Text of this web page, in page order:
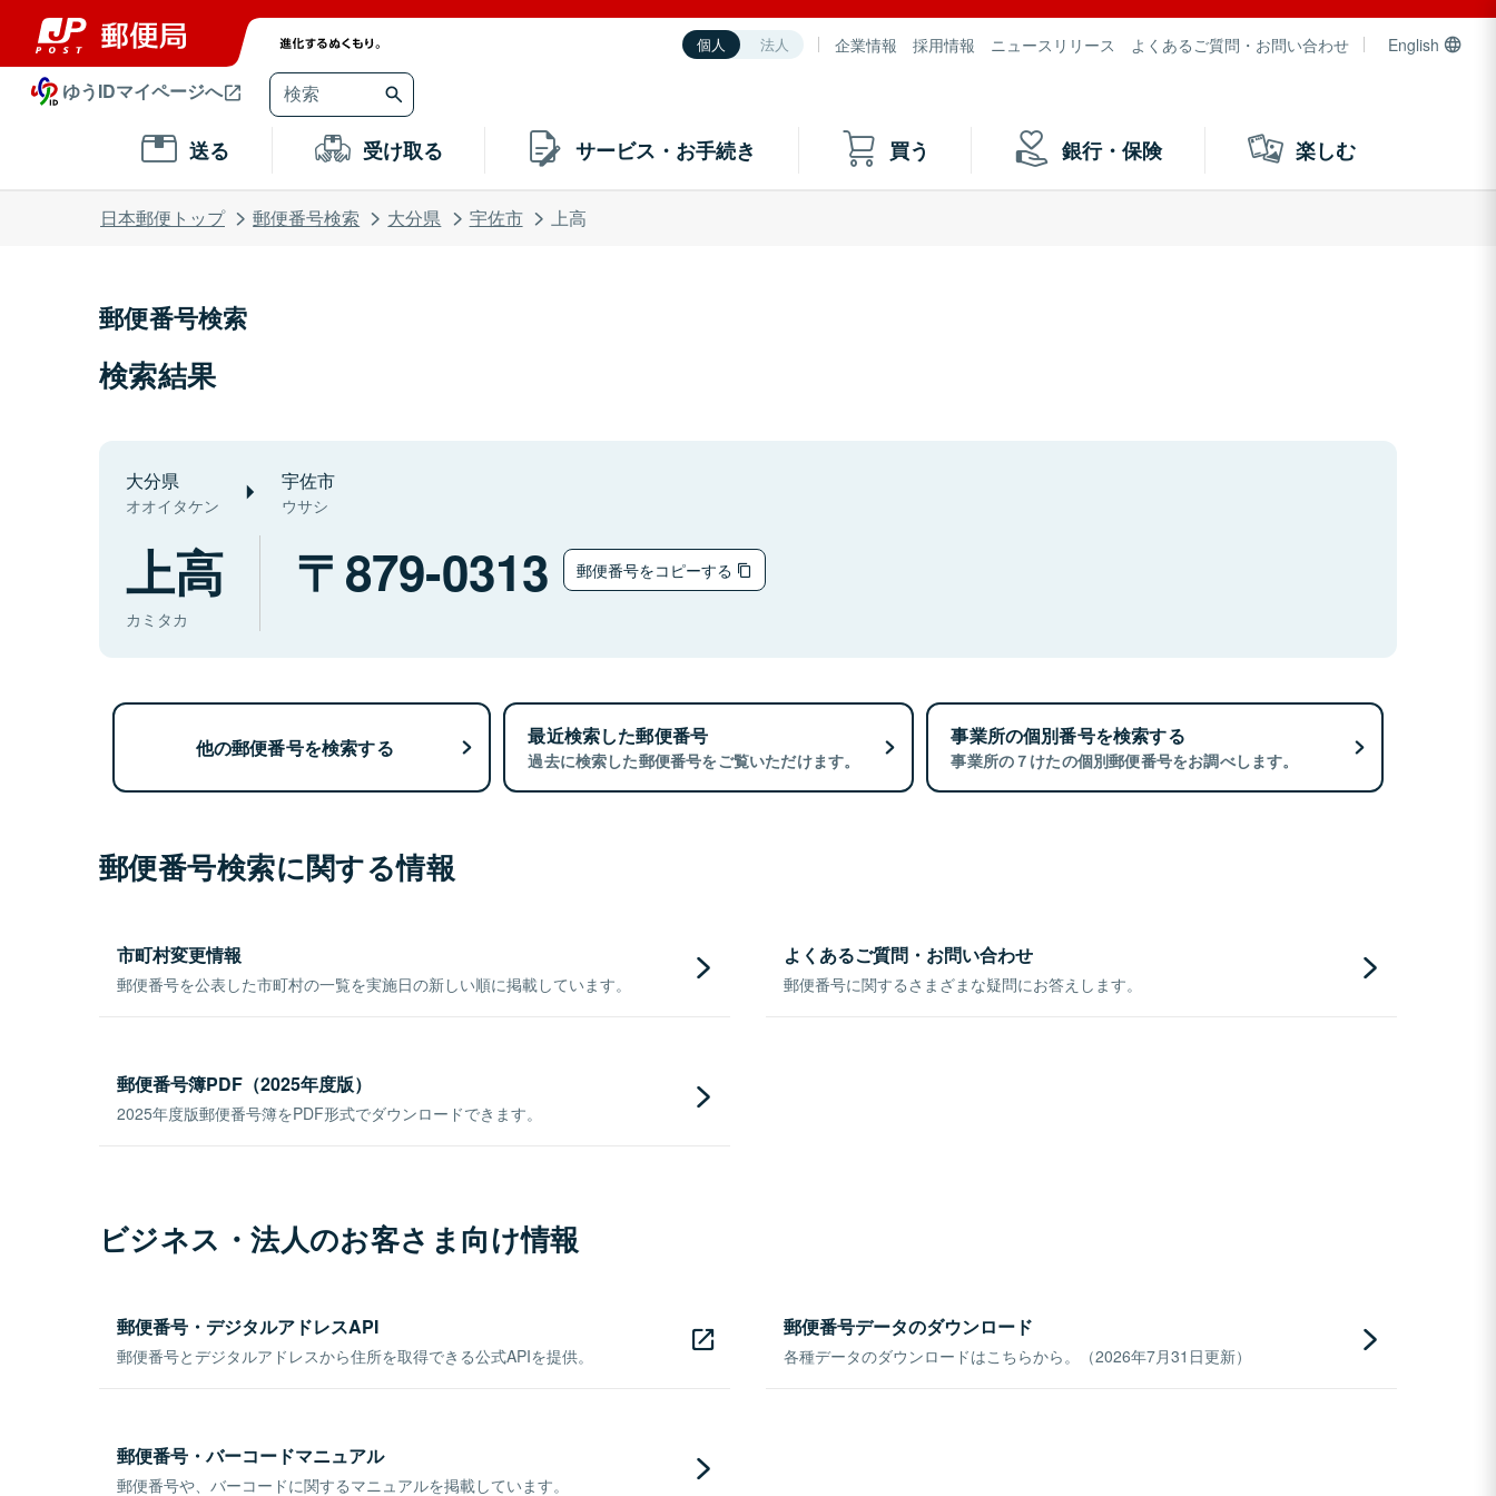
個人 法人 企業情報 採用情報 ニュースリリース よくあるご質問・お問い合わせ English
ゆうIDマイページへ
送る 受け取る サービス・お手続き 買う 銀行・保険 楽しむ
日本郵便トップ 郵便番号検索 大分県 宇佐市 上高
郵便番号検索
検索結果
大分県
オオイタケン
宇佐市
ウサシ
上高
カミタカ
879-0313 郵便番号をコピーする
他の郵便番号を検索する 最近検索した郵便番号
過去に検索した郵便番号をご覧いただけます。
事業所の個別番号を検索する
事業所の７けたの個別郵便番号をお調べします。
郵便番号検索に関する情報
市町村変更情報
郵便番号を公表した市町村の一覧を実施日の新しい順に掲載しています。
よくあるご質問・お問い合わせ
郵便番号に関するさまざまな疑問にお答えします。
郵便番号簿PDF（2025年度版）
2025年度版郵便番号簿をPDF形式でダウンロードできます。
ビジネス・法人のお客さま向け情報
郵便番号・デジタルアドレスAPI
郵便番号とデジタルアドレスから住所を取得できる公式APIを提供。
郵便番号データのダウンロード
各種データのダウンロードはこちらから。（2026年7月31日更新）
郵便番号・バーコードマニュアル
郵便番号や、バーコードに関するマニュアルを掲載しています。